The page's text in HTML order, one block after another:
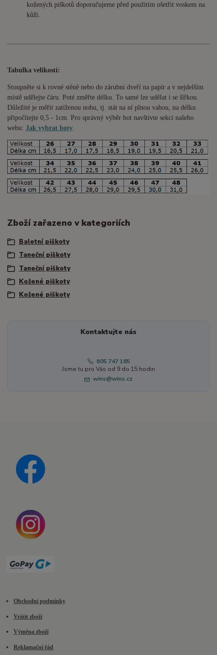
kožených piškotů doporučujeme před použitím ošetřit voskem na
kůži.
Tabulka velikostí:
Stoupněte si k rovné stěně nebo do zárubní dveří na papír a v nejdelším
místě udělejte čáru. Poté změřte délku. To samé lze udělat i se šířkou.
Důležité je měřit zatíženou nohu, tj. stát na ní plnou vahou, na délku
připočítejte 0,5 - 1cm . Pro správný výběr bot navštivte sekci našeho
webu: Jak vybrat boty
Zboží zařazeno v kategoriích
Baletní piškoty
Taneční piškoty
Taneční piškoty
Kožené piškoty
Kožené piškoty
Kontaktujte nás
605 747 185
Jsme tu pro Vás od 9 do 15 hodin
wins@wins.cz
Obchodní podmínky
Vrátit zboží
Výměna zboží
Reklamační řád